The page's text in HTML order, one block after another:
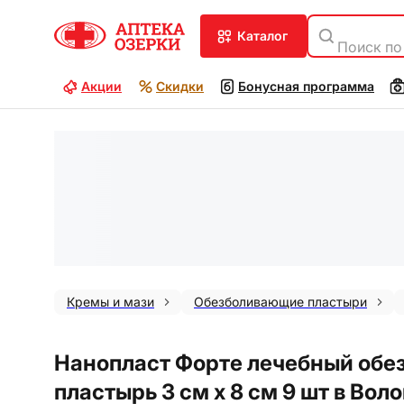
каталог
Поиск
Акции Скидки Бонусная программа
Кремы и мази Обезболивающие пластыри
Нанопласт Форте лечебный
пластырь 3 см х 8 см 9 шт в